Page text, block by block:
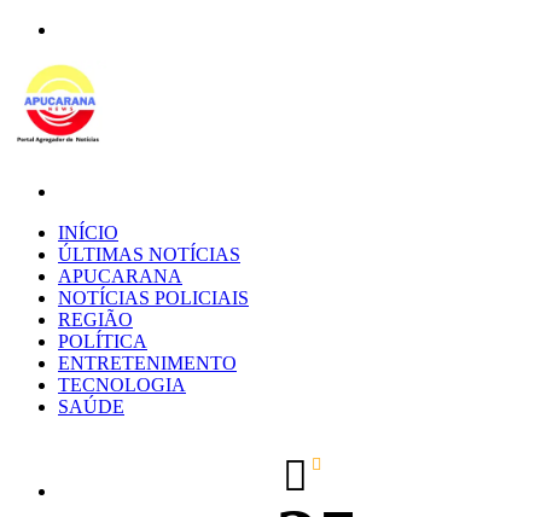
INÍCIO
ÚLTIMAS NOTÍCIAS
APUCARANA
NOTÍCIAS POLICIAIS
REGIÃO
POLÍTICA
ENTRETENIMENTO
TECNOLOGIA
SAÚDE